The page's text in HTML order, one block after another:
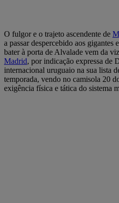
O fulgor e o trajeto ascendente de
a passar despercebido aos gigantes
bater à porta de Alvalade vem da
Madrid, por indicação expressa de
internacional uruguaio na sua lista
temporada, vendo no camisola 20
exigência física e tática do sistema